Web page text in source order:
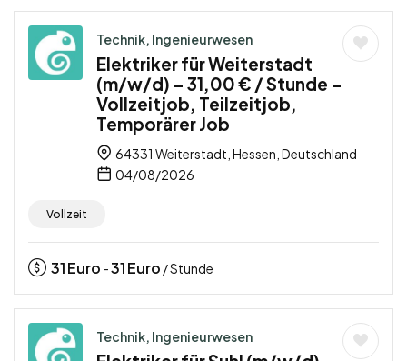
Technik, Ingenieurwesen
Elektriker für Weiterstadt
(m/w/d) – 31,00 € / Stunde –
Vollzeitjob, Teilzeitjob,
Temporärer Job
64331 Weiterstadt, Hessen, Deutschland
04/08/2026
Vollzeit
31Euro -31Euro / Stunde
Technik, Ingenieurwesen